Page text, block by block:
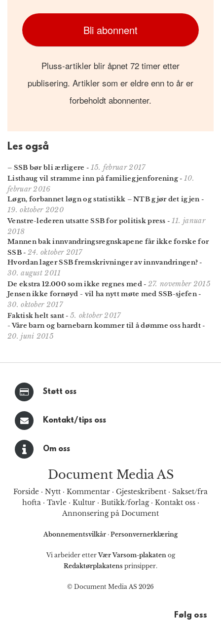
Bli abonnent
Pluss-artikler blir åpnet 72 timer etter
publisering. Artikler som er eldre enn to år er
forbeholdt abonnenter.
Les også
– SSB bør bli ærligere - 15. februar 2017
Listhaug vil stramme inn på familiegjenforening -10.
februar 2016
Løgn, forbannet løgn og statistikk – NTB gjør det igjen-
19. oktober 2020
Venstre-lederen utsatte SSB for politisk press - 11. januar
2018
Mannen bak innvandringsregnskapene får ikke forske for
SSB- 24. oktober 2017
Hvordan lager SSB fremskrivninger av innvandringen? -
30. august 2011
De ekstra 12.000 som ikke regnes med- 27. november 2015
Jensen ikke fornøyd - vil ha nytt møte med SSB-sjefen-
30. oktober 2017
Faktisk helt sant -5. oktober 2017
- Våre barn og barnebarn kommer til å dømme oss hardt-
20. juni 2015
Støtt oss
Kontakt/tips oss
Om oss
Document Media AS
Forside · Nytt · Kommentar · Gjesteskribent · Sakset/fra
hofta· Tavle· Kultur· Butikk/forlag· Kontakt oss·
Annonsering på Document
Abonnementsvilkår · Personvernerklæring
Vi arbeider etterVær Varsom-plakatenog
Redaktørplakatens prinsipper.
© Document Media AS 2026
Følg oss